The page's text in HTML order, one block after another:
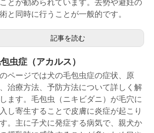
とが勧められています。去勢や避妊の
と同時に行うことが一般的です。
記事を読む
虫症（アカルス）
ページでは犬の毛包虫症の症状、原
治療方法、予防方法について詳しく解
ます。毛包虫（ニキビダニ）が毛穴に
し寄生することで皮膚に炎症が起こり
。主に子犬に発症する病気で、親犬か